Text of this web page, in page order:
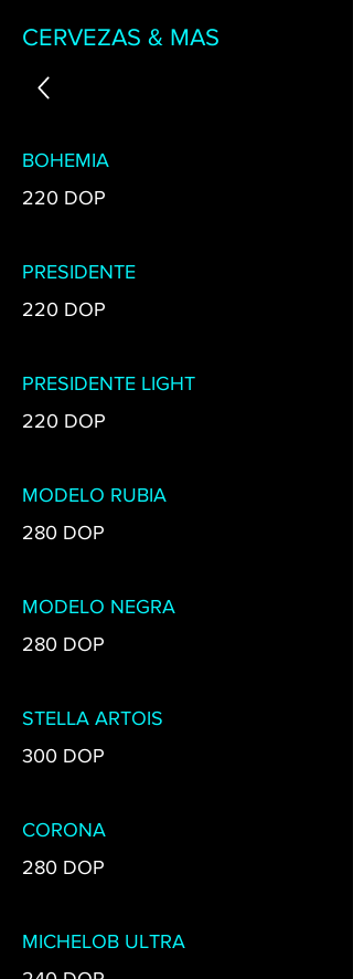
CERVEZAS & MAS
BOHEMIA
220 DOP
PRESIDENTE
220 DOP
PRESIDENTE LIGHT
220 DOP
MODELO RUBIA
280 DOP
MODELO NEGRA
280 DOP
STELLA ARTOIS
300 DOP
CORONA
280 DOP
MICHELOB ULTRA